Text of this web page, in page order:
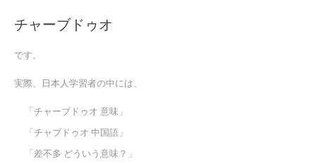
チャーブドゥオ
です。
実際、日本人学習者の中には、
「チャーブドゥオ 意味」
「チャブドゥオ 中国語」
「差不多 どういう意味？」